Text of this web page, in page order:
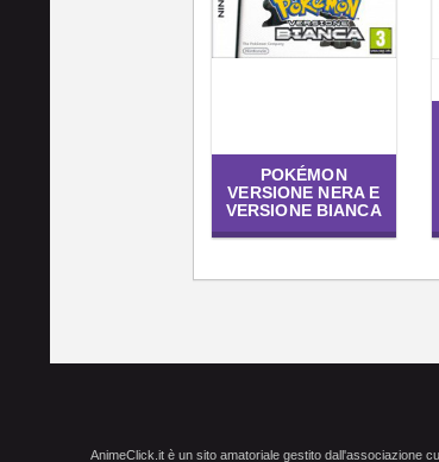
POKÉMON
VERSIONE NERA E
VERSIONE BIANCA
AnimeClick.it è un sito amatoriale gestito dall'associazione